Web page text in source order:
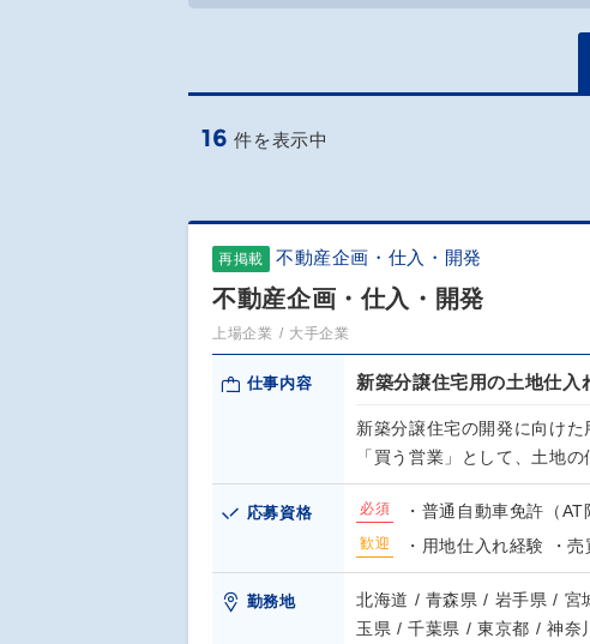
16 件を表示中
再掲載 不動産企画・仕入・開発
不動産企画・仕入・開発
上場企業 大手企業
仕事内容 新築分譲住宅用の土地仕入
新築分譲住宅の開発に向け
「買う営業」として、土地
応募資格 必須 ・普通自動車免許（
歓迎 ・用地仕入れ経験 ・
勤務地
北海道 / 青森県 / 岩手県 /
玉県 / 千葉県 / 東京都 / 神